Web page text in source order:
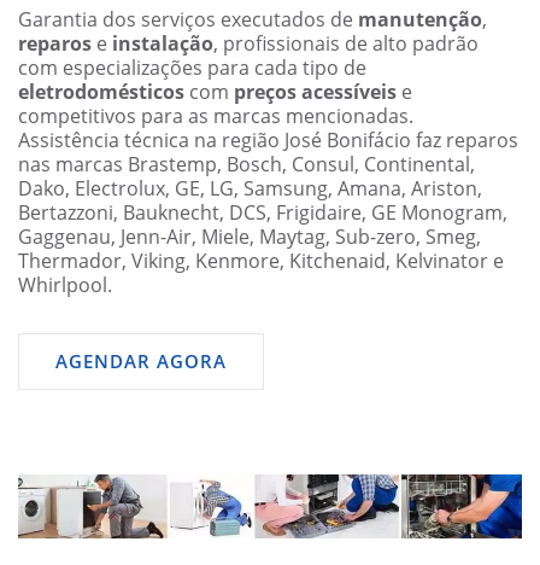
Garantia dos serviços executados de manutenção,
reparos e instalação, profissionais de alto padrão
com especializações para cada tipo de
eletrodomésticos com preços acessíveis e
competitivos para as marcas mencionadas.
Assistência técnica na região José Bonifácio faz reparos
nas marcas Brastemp, Bosch, Consul, Continental,
Dako, Electrolux, GE, LG, Samsung, Amana, Ariston,
Bertazzoni, Bauknecht, DCS, Frigidaire, GE Monogram,
Gaggenau, Jenn-Air, Miele, Maytag, Sub-zero, Smeg,
Thermador, Viking, Kenmore, Kitchenaid, Kelvinator e
Whirlpool.
AGENDAR AGORA